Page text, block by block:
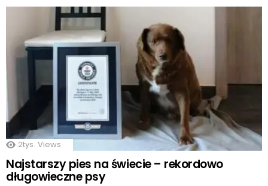
2tys. Views
Najstarszy pies na świecie – rekordowo
długowieczne psy